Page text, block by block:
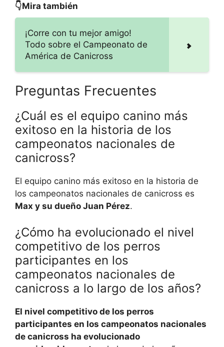
👇Mira también
¡Corre con tu mejor amigo!
Todo sobre el Campeonato de
América de Canicross
Preguntas Frecuentes
¿Cuál es el equipo canino más
exitoso en la historia de los
campeonatos nacionales de
canicross?
El equipo canino más exitoso en la historia de
los campeonatos nacionales de canicross es
Max y su dueño Juan Pérez.
¿Cómo ha evolucionado el nivel
competitivo de los perros
participantes en los
campeonatos nacionales de
canicross a lo largo de los años?
El nivel competitivo de los perros
participantes en los campeonatos nacionales
de canicross ha evolucionado